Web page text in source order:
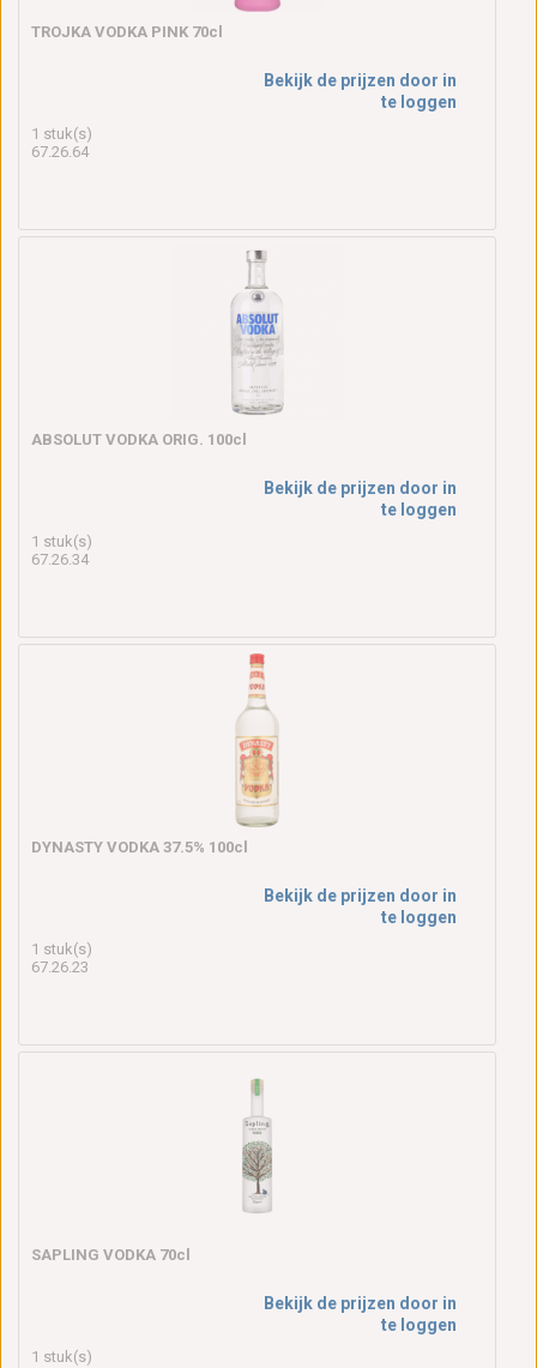
TROJKA VODKA PINK 70cl
1 stuk(s)
67.26.64
Bekijk de prijzen door in
te loggen
ABSOLUT VODKA ORIG. 100cl
1 stuk(s)
67.26.34
Bekijk de prijzen door in
te loggen
DYNASTY VODKA 37.5% 100cl
1 stuk(s)
67.26.23
Bekijk de prijzen door in
te loggen
SAPLING VODKA 70cl
1 stuk(s)
Bekijk de prijzen door in
te loggen